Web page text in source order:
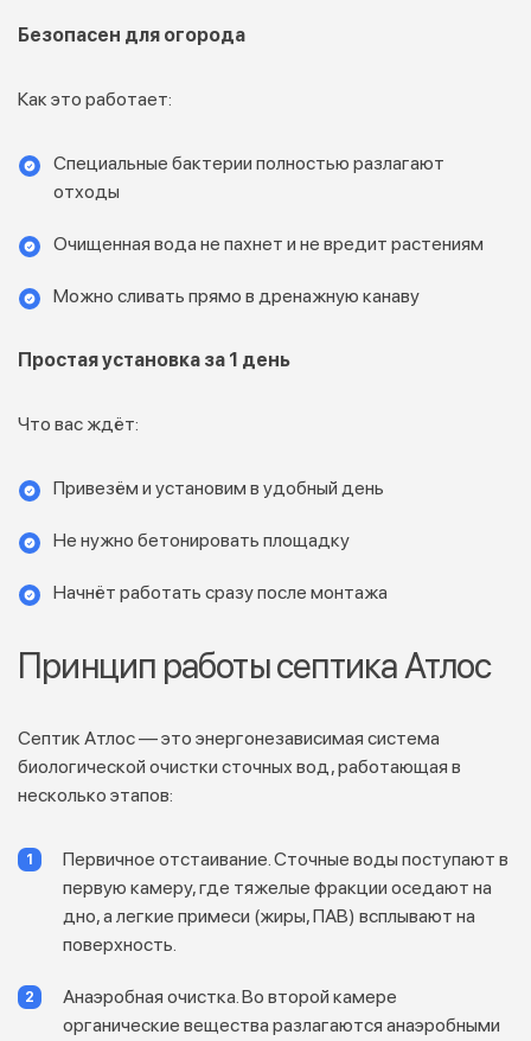
Безопасен для огорода
Как это работает:
Специальные бактерии полностью разлагают
отходы
Очищенная вода не пахнет и не вредит растениям
Можно сливать прямо в дренажную канаву
Простая установка за 1 день
Что вас ждёт:
Привезём и установим в удобный день
Не нужно бетонировать площадку
Начнёт работать сразу после монтажа
Принцип работы септика Атлос
Септик Атлос — это энергонезависимая система
биологической очистки сточных вод, работающая в
несколько этапов:
Первичное отстаивание. Сточные воды поступают в
первую камеру, где тяжелые фракции оседают на
дно, а легкие примеси (жиры, ПАВ) всплывают на
поверхность.
Анаэробная очистка. Во второй камере
органические вещества разлагаются анаэробными